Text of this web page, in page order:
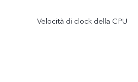
Velocità di clock della CPU